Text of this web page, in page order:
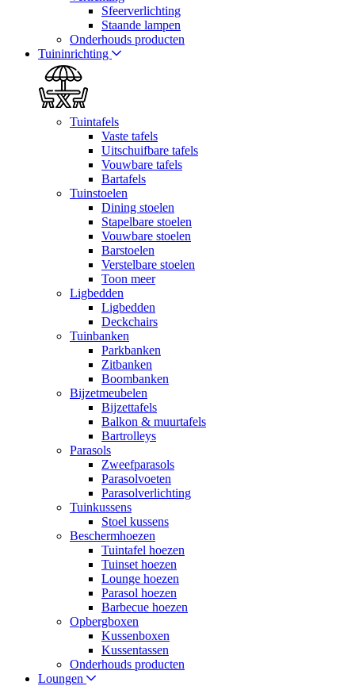
Sfeerverlichting
Staande lampen
Onderhouds producten
Tuininrichting
Tuintafels
Vaste tafels
Uitschuifbare tafels
Vouwbare tafels
Bartafels
Tuinstoelen
Dining stoelen
Stapelbare stoelen
Vouwbare stoelen
Barstoelen
Verstelbare stoelen
Toon meer
Ligbedden
Ligbedden
Deckchairs
Tuinbanken
Parkbanken
Zitbanken
Boombanken
Bijzetmeubelen
Bijzettafels
Balkon & muurtafels
Bartrolleys
Parasols
Zweefparasols
Parasolvoeten
Parasolverlichting
Tuinkussens
Stoel kussens
Beschermhoezen
Tuintafel hoezen
Tuinset hoezen
Lounge hoezen
Parasol hoezen
Barbecue hoezen
Opbergboxen
Kussenboxen
Kussentassen
Onderhouds producten
Loungen